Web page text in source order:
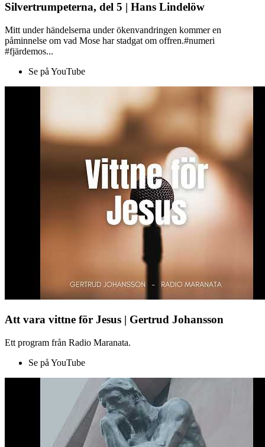
Silvertrumpeterna, del 5 | Hans Lindelöw
Mitt under händelserna under ökenvandringen kommer en
påminnelse om vad Mose har stadgat om offren.#numeri
#fjärdemos...
Se på YouTube
Att vara vittne för Jesus | Gertrud Johansson
Ett program från Radio Maranata.
Se på YouTube